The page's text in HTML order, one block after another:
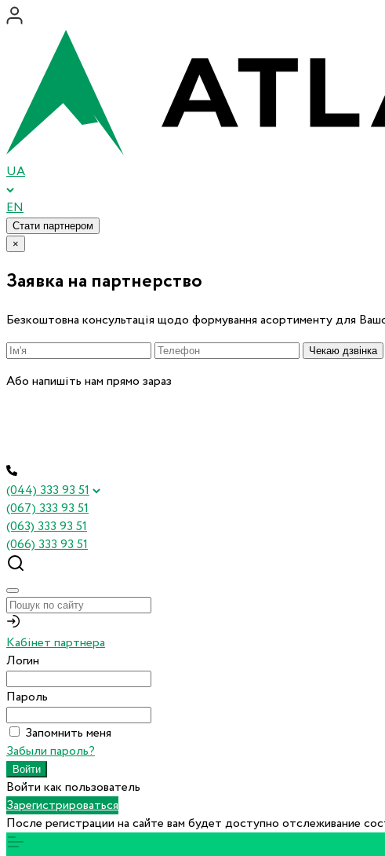
UA
EN
Стати партнером
×
Заявка на партнерство
Безкоштовна консультація щодо формування асортименту для
Чекаю дзвінка
Або напишіть нам прямо зараз
(044) 333 93 51
(067) 333 93 51
(063) 333 93 51
(066) 333 93 51
Кабінет партнера
Логин
Пароль
Запомнить меня
Забыли пароль?
Войти как пользователь
Зарегистрироваться
После регистрации на сайте вам будет доступно отслеживание